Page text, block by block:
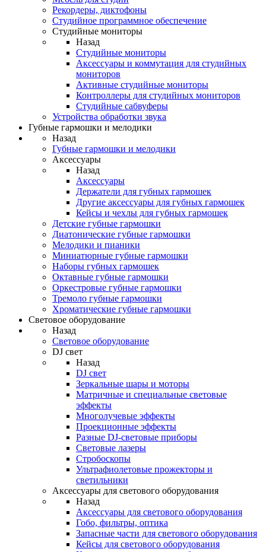
Рекордеры, диктофоны
Студийное программное обеспечение
Студийные мониторы
Назад
Студийные мониторы
Аксессуары и коммутация для студийных
мониторов
Активные студийные мониторы
Контроллеры для студийных мониторов
Студийные сабвуферы
Устройства обработки звука
Губные гармошки и мелодики
Назад
Губные гармошки и мелодики
Аксессуары
Назад
Аксессуары
Держатели для губных гармошек
Другие аксессуары для губных гармошек
Кейсы и чехлы для губных гармошек
Детские губные гармошки
Диатонические губные гармошки
Мелодики и пианики
Миниатюрные губные гармошки
Наборы губных гармошек
Октавные губные гармошки
Оркестровые губные гармошки
Тремоло губные гармошки
Хроматические губные гармошки
Световое оборудование
Назад
Световое оборудование
DJ свет
Назад
DJ свет
Зеркальные шары и моторы
Матричные и специальные световые
эффекты
Многолучевые эффекты
Проекционные эффекты
Разные DJ-световые приборы
Световые лазеры
Стробоскопы
Ультрафиолетовые прожекторы и
светильники
Аксессуары для светового оборудования
Назад
Аксессуары для светового оборудования
Гобо, фильтры, оптика
Запасные части для светового оборудования
Кейсы для светового оборудования